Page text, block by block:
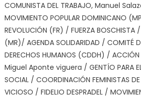
COMUNISTA DEL TRABAJO, Manuel
MOVIMIENTO POPULAR DOMINICANO
REVOLUCIÓN (FR) / FUERZA BOSCHISTA /
(MR)/ AGENDA SOLIDARIDAD / COMITÉ
DERECHOS HUMANOS (CDDH) /
Miguel Aponte viguera / GENTÍO PARA
SOCIAL / COORDINACIÓN FEMINISTAS
VICIOSO / FIDELIO DESPRADEL /